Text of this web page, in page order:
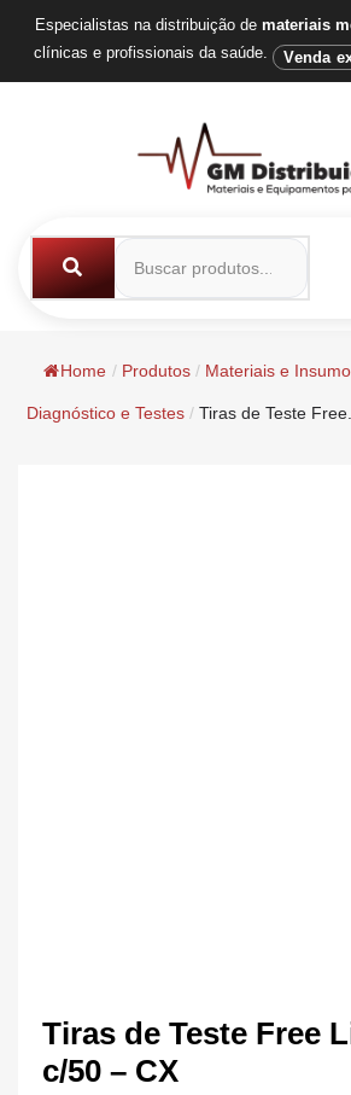
Especialistas na distribuição de materiais
clínicas e profissionais da saúde.
Venda
Home / Produtos / Materiais e
Diagnóstico e Testes / Tiras de Teste Free...
Tiras de Teste Free
c/50 – CX